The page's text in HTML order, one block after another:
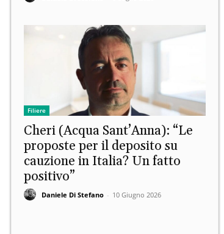
Filiere
Cheri (Acqua Sant’Anna): “Le
proposte per il deposito su
cauzione in Italia? Un fatto
positivo”
Daniele Di Stefano - 10 Giugno 2026